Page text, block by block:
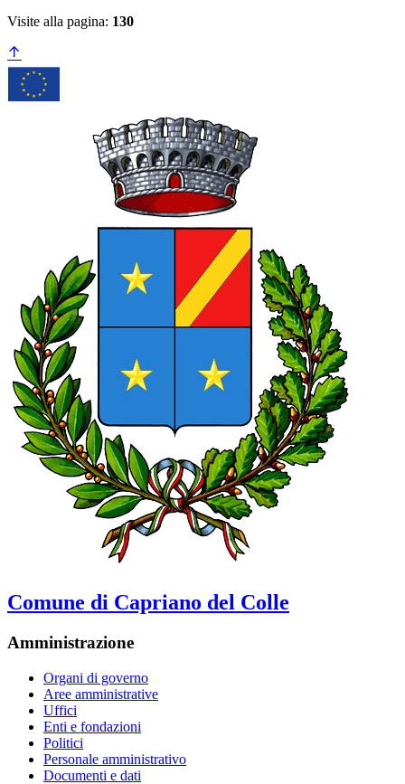
Visite alla pagina: 130
Comune di Capriano del Colle
Amministrazione
Organi di governo
Aree amministrative
Uffici
Enti e fondazioni
Politici
Personale amministrativo
Documenti e dati